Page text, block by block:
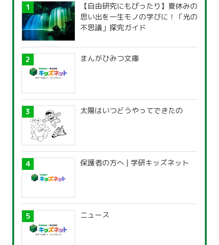
【自由研究にもぴったり】夏休みの
思い出を一生モノの学びに！「光の
不思議」探究ガイド
まんがひみつ文庫
太陽はいつどうやってできたの
保護者の方へ | 学研キッズネット
ニュース